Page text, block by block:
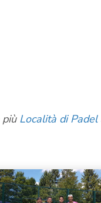
più Località di Padel